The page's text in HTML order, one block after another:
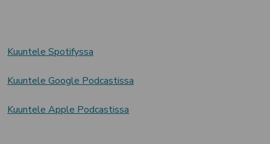
Kuuntele Spotifyssa
Kuuntele Google Podcastissa
Kuuntele Apple Podcastissa